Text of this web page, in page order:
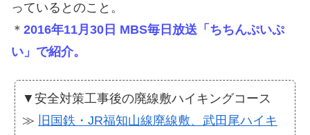
っているとのこと。
＊ 2016年11月30日 MBS毎日放送「ちちんぷいぷ
い」で紹介。
▼安全対策工事後の廃線敷ハイキングコース
≫
旧国鉄・JR福知山線廃線敷、武田尾ハイキ